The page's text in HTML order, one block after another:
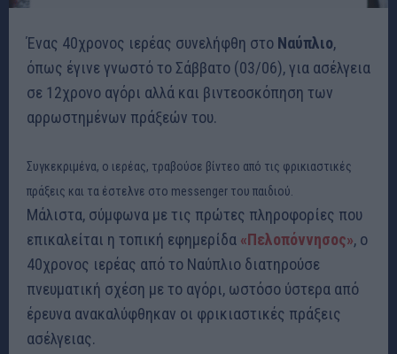
Ένας 40χρονος ιερέας συνελήφθη στο Ναύπλιο,
όπως έγινε γνωστό το Σάββατο (03/06), για ασέλγεια
σε 12χρονο αγόρι αλλά και βιντεοσκόπηση των
αρρωστημένων πράξεών του.
Συγκεκριμένα, ο ιερέας, τραβούσε βίντεο από τις φρικιαστικές
πράξεις και τα έστελνε στο messenger του παιδιού.
Μάλιστα, σύμφωνα με τις πρώτες πληροφορίες που
επικαλείται η τοπική εφημερίδα «Πελοπόννησος», ο
40χρονος ιερέας από το Ναύπλιο διατηρούσε
πνευματική σχέση με το αγόρι, ωστόσο ύστερα από
έρευνα ανακαλύφθηκαν οι φρικιαστικές πράξεις
ασέλγειας.